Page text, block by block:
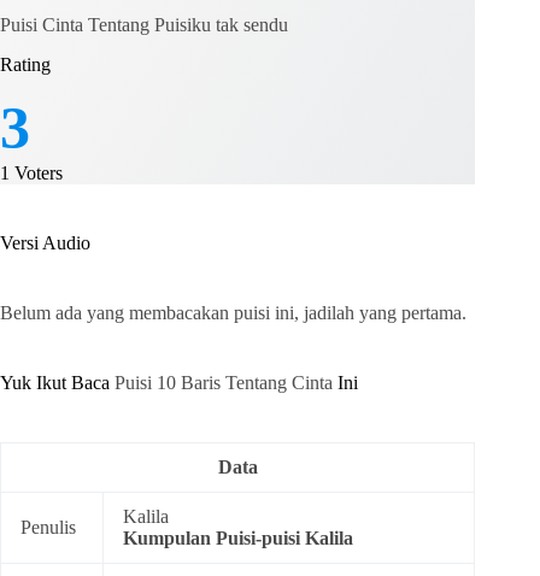
Puisi Cinta Tentang Puisiku tak sendu
Rating
3
1 Voters
Versi Audio
Belum ada yang membacakan puisi ini, jadilah yang pertama.
Yuk Ikut Baca Puisi 10 Baris Tentang Cinta Ini
Data
Penulis
Kalila
Kumpulan Puisi-puisi Kalila